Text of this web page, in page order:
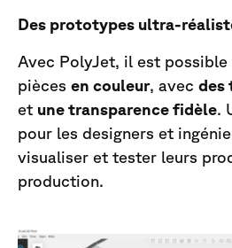
Des prototypes ultra-
Avec PolyJet, il est possible
pièces en couleur, avec des
et une transparence fidèle.
pour les designers et
visualiser et tester leurs
production.